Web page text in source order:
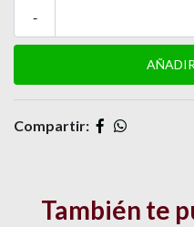
-
Compartir:
También te